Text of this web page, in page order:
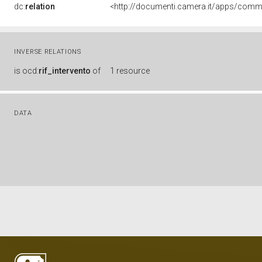
dc:relation
INVERSE RELATIONS
is ocd:rif_intervento of 1 resource
DATA